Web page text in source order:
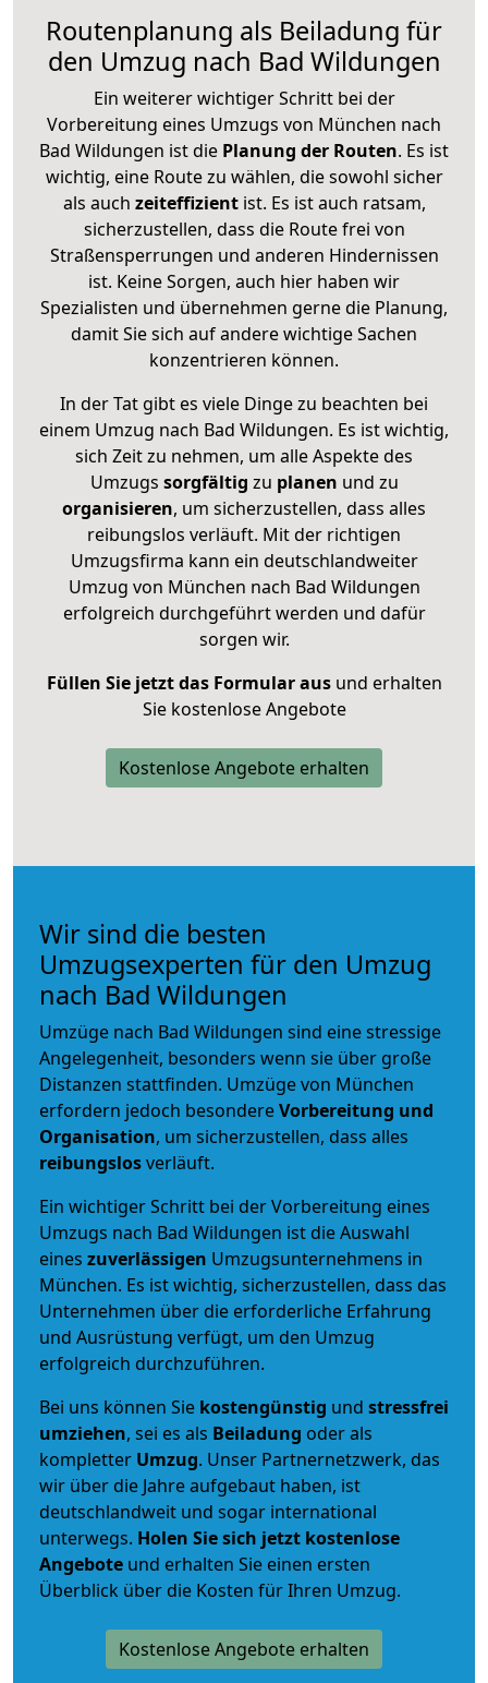
Routenplanung als Beiladung für
den Umzug nach Bad Wildungen
Ein weiterer wichtiger Schritt bei der
Vorbereitung eines Umzugs von München nach
Bad Wildungen ist die Planung der Routen. Es ist
wichtig, eine Route zu wählen, die sowohl sicher
als auch zeiteffizientist. Es ist auch ratsam,
sicherzustellen, dass die Route frei von
Straßensperrungen und anderen Hindernissen
ist. Keine Sorgen, auch hier haben wir
Spezialisten und übernehmen gerne die Planung,
damit Sie sich auf andere wichtige Sachen
konzentrieren können.
In der Tat gibt es viele Dinge zu beachten bei
einem Umzug nach Bad Wildungen. Es ist wichtig,
sich Zeit zu nehmen, um alle Aspekte des
Umzugs sorgfältig zu planen und zu
organisieren, um sicherzustellen, dass alles
reibungslos verläuft. Mit der richtigen
Umzugsfirma kann ein deutschlandweiter
Umzug von München nach Bad Wildungen
erfolgreich durchgeführt werden und dafür
sorgen wir.
Füllen Sie jetzt das Formular ausund erhalten
Sie kostenlose Angebote
Kostenlose Angebote erhalten
Wir sind die besten
Umzugsexperten für den Umzug
nach Bad Wildungen
Umzüge nach Bad Wildungen sind eine stressige
Angelegenheit, besonders wenn sie über große
Distanzen stattfinden. Umzüge von München
erfordern jedoch besondereVorbereitung und
Organisation, um sicherzustellen, dass alles
reibungslosverläuft.
Ein wichtiger Schritt bei der Vorbereitung eines
Umzugs nach Bad Wildungen ist die Auswahl
eines zuverlässigen Umzugsunternehmens in
München. Es ist wichtig, sicherzustellen, dass das
Unternehmen über die erforderliche Erfahrung
und Ausrüstung verfügt, um den Umzug
erfolgreich durchzuführen.
Bei uns können Sie kostengünstig und stressfrei
umziehen, sei es als Beiladung oder als
kompletter Umzug. Unser Partnernetzwerk, das
wir über die Jahre aufgebaut haben, ist
deutschlandweit und sogar international
unterwegs. Holen Sie sich jetzt kostenlose
Angebote und erhalten Sie einen ersten
Überblick über die Kosten für Ihren Umzug.
Kostenlose Angebote erhalten